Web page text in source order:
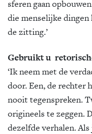
sferen gaan
die menselijke
de zitting.’
Gebruikt u
‘Ik neem met de
door. Een, de rechter
nooit tegenspreken.
origineels te zeggen.
dezelfde verhalen.